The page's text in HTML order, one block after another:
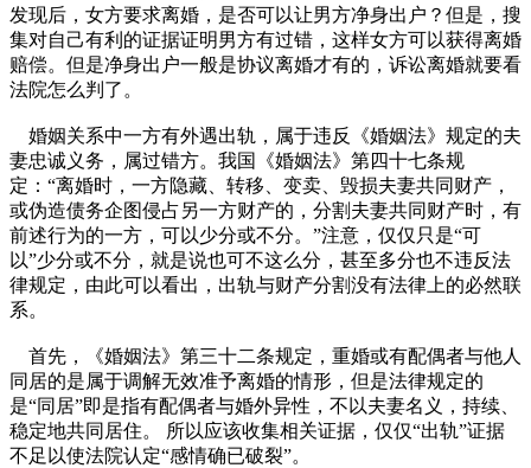
发现后，女方要求离婚，是否可以让男方净身出户？但是，搜
集对自己有利的证据证明男方有过错，这样女方可以获得离婚
赔偿。但是净身出户一般是协议离婚才有的，诉讼离婚就要看
法院怎么判了。
婚姻关系中一方有外遇出轨，属于违反《婚姻法》规定的夫
妻忠诚义务，属过错方。我国《婚姻法》第四十七条规
定：“离婚时，一方隐藏、转移、变卖、毁损夫妻共同财产，
或伪造债务企图侵占另一方财产的，分割夫妻共同财产时，有
前述行为的一方，可以少分或不分。”注意，仅仅只是“可
以”少分或不分，就是说也可不这么分，甚至多分也不违反法
律规定，由此可以看出，出轨与财产分割没有法律上的必然联
系。
首先，《婚姻法》第三十二条规定，重婚或有配偶者与他人
同居的是属于调解无效准予离婚的情形，但是法律规定的
是“同居”即是指有配偶者与婚外异性，不以夫妻名义，持续、
稳定地共同居住。 所以应该收集相关证据，仅仅“出轨”证据
不足以使法院认定“感情确已破裂”。